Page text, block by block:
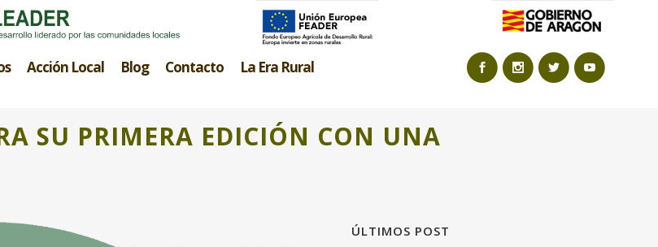
Acción Local Blog Contacto La Era Rural
SU PRIMERA EDICIÓN CON UNA
ÚLTIMOS POST